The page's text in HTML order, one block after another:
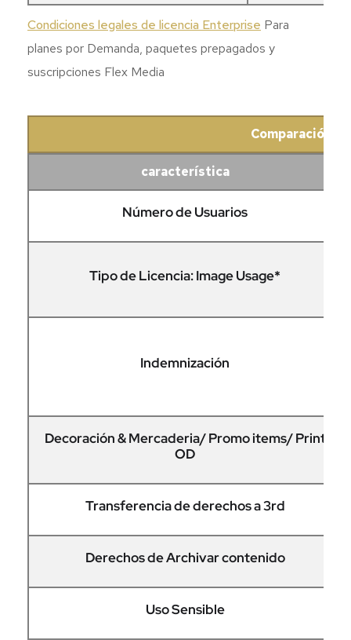
Condiciones legales de licencia Enterprise Para
planes por Demanda, paquetes prepagados y
suscripciones Flex Media
Comparación
característica
Número de Usuarios
Tipo de Licencia: Image Usage*
Indemnización
Decoración & Mercaderia/ Promo items/ Print
OD
Transferencia de derechos a 3rd
Derechos de Archivar contenido
Uso Sensible